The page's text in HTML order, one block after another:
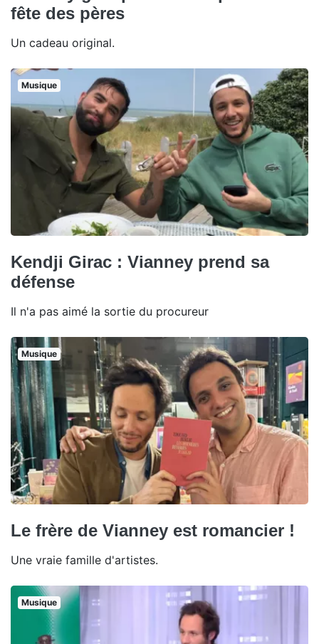
fête des pères
Un cadeau original.
Musique
Kendji Girac : Vianney prend sa
défense
Il n'a pas aimé la sortie du procureur
Musique
Le frère de Vianney est romancier !
Une vraie famille d'artistes.
Musique